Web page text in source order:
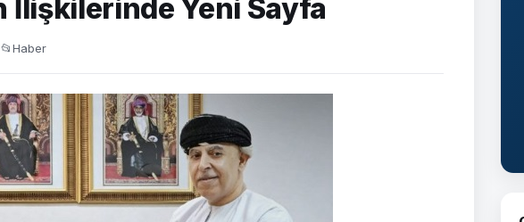
İlişkilerinde Yeni Sayfa
📂Haber